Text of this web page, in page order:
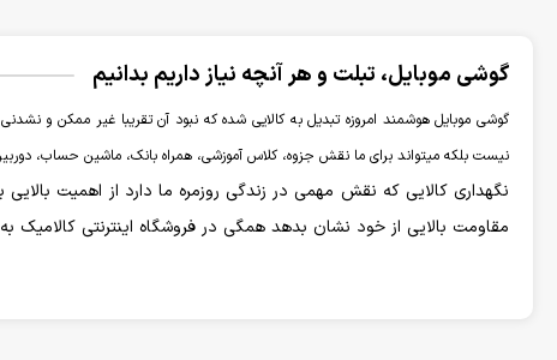
گوشی موبایل، تبلت و هر آنچه نیاز داریم بدانیم
گوشی موبایل هوشمند امروزه تبدیل به کالایی شده که نبود آن تقریبا غیر ممکن و
نیست بلکه میتواند برای ما نقش جزوه، کلاس آموزشی، همراه بانک، ماشین حساب،
نگهداری کالایی که نقش مهمی در زندگی روزمره ما دارد از اهمیت
مقاومت بالایی از خود نشان بدهد همگی در فروشگاه اینترنتی کالامیک